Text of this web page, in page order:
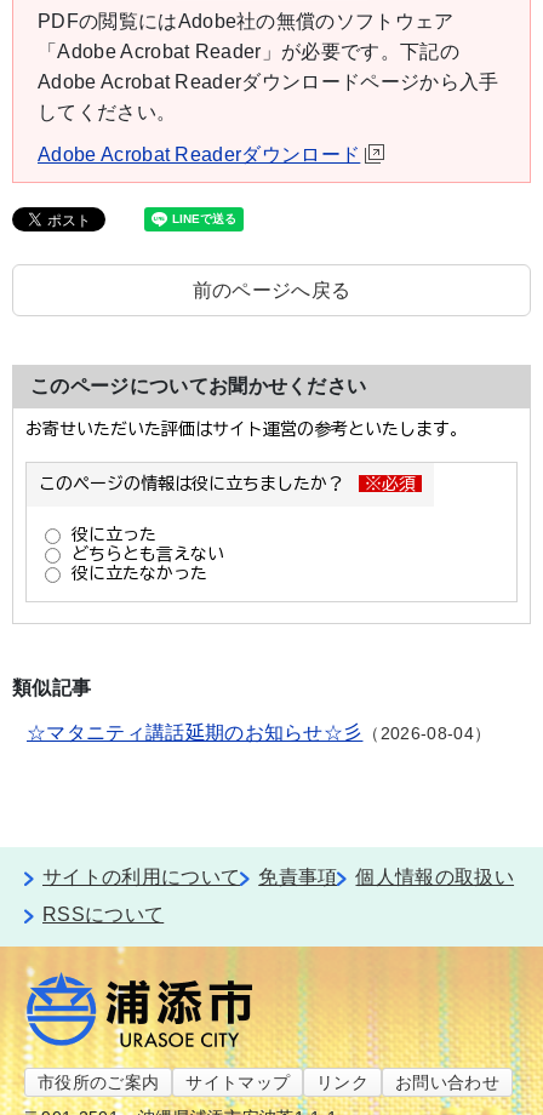
PDFの閲覧にはAdobe社の無償のソフトウェア
「Adobe Acrobat Reader」が必要です。下記の
Adobe Acrobat Readerダウンロードページから入手
してください。
Adobe Acrobat Readerダウンロード
前のページへ戻る
このページについてお聞かせください
類似記事
☆マタニティ講話延期のお知らせ☆彡 2026-08-04
サイトの利用について 免責事項
個人情報の取扱い
RSSについて
市役所のご案内 サイトマップ リンク
お問い合わせ